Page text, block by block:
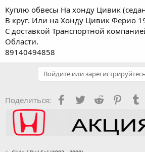
Куплю обвесы На хонду Цивик
В круг. Или на Хонду Цивик Ферио
С доставкой Транспортной
Области.
89140494858
Войдите или
Поделиться: Facebook
TwitterReddit